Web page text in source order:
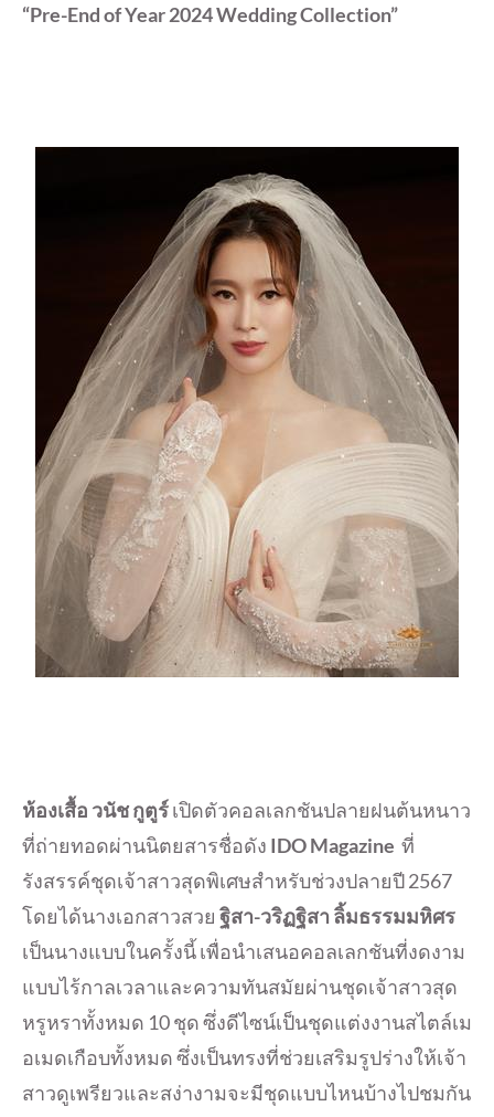
“Pre-End of Year 2024 Wedding Collection”
ห้องเสื้อ วนัช กูตูร์เปิดตัวคอลเลกชันปลายฝนต้นหนาว
ที่ถ่ายทอดผ่านนิตยสารชื่อดัง IDO Magazine ที่
รังสรรค์ชุดเจ้าสาวสุดพิเศษสำหรับช่วงปลายปี 2567
โดยได้นางเอกสาวสวย ฐิสา-วริฏฐิสา ลิ้มธรรมมหิศร
เป็นนางแบบในครั้งนี้ เพื่อนำเสนอคอลเลกชันที่งดงาม
แบบไร้กาลเวลาและความทันสมัยผ่านชุดเจ้าสาวสุด
หรูหราทั้งหมด 10 ชุด ซึ่งดีไซน์เป็นชุดแต่งงานสไตล์เม
อเมดเกือบทั้งหมด ซึ่งเป็นทรงที่ช่วยเสริมรูปร่างให้เจ้า
สาวดูเพรียวและสง่างามจะมีชุดแบบไหนบ้างไปชมกัน